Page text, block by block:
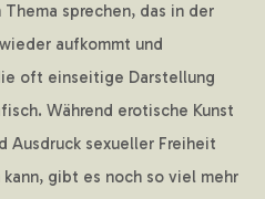
sprechen, das in der
aufkommt und
oft einseitige Darstellung
Während erotische Kunst
Ausdruck sexueller Freiheit
gibt es noch so viel mehr